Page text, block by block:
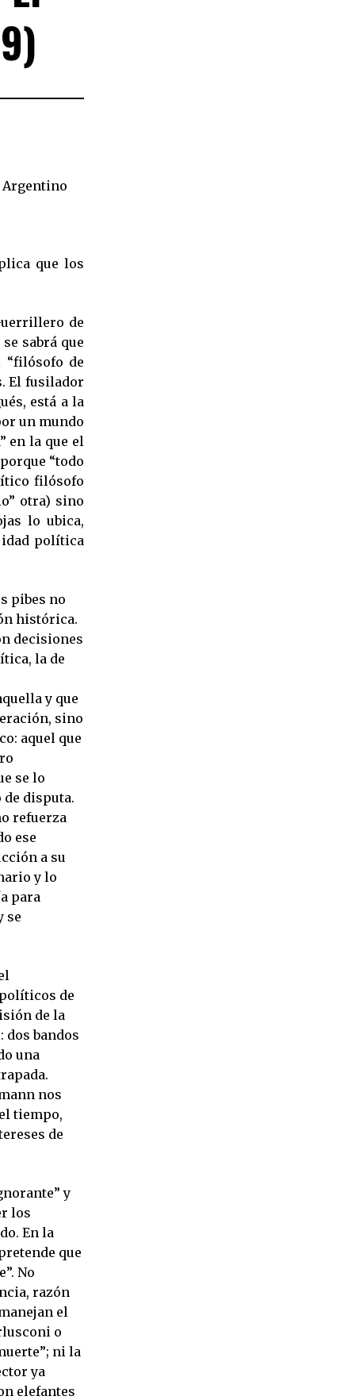
Argentino
que los
de
sabrá que
“filósofo de
El fusilador
está a la
un mundo
en la que el
“todo
filósofo
otra) sino
lo ubica,
política
pibes no
histórica.
decisiones
la de
y que
sino
aquel que
se lo
disputa.
refuerza
ese
a su
y lo
para
se
de
de la
dos bandos
una
nos
tiempo,
de
y
los
En la
que
No
razón
el
o
ni la
ya
elefantes